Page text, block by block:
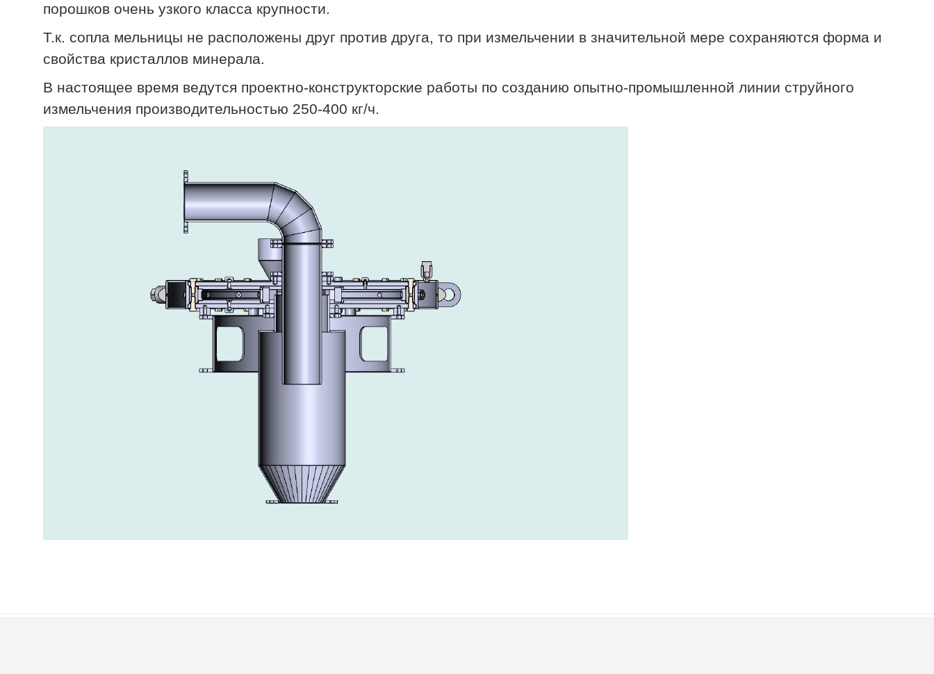
порошков очень узкого класса крупности.
Т.к. сопла мельницы не расположены друг против друга, то при измельчении в значительной мере сохраняются форма и
свойства кристаллов минерала.
В настоящее время ведутся проектно-конструкторские работы по созданию опытно-промышленной линии струйного
измельчения производительностью 250-400 кг/ч.